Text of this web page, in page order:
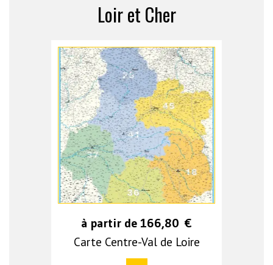
Loir et Cher
à partir de 166,80 €
Carte Centre-Val de Loire